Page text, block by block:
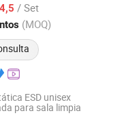
/ Set
(MOQ)
2019
ESD unisex
para sala limpia